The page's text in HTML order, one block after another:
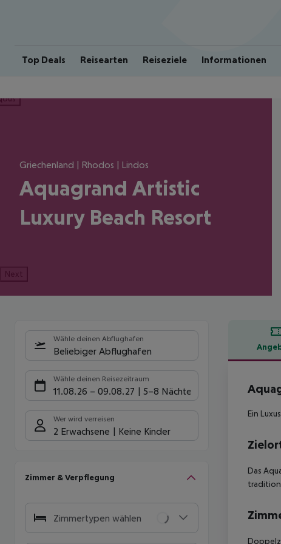
Top Deals Reisearten Reiseziele Informationen
Griechenland | Rhodos | Lindos
Aquagrand Artistic
Luxury Beach Resort
Next
Wähle deinen Abflughafen
Beliebiger Abflughafen
Wähle deinen Reisezeitraum
11.08.26 – 09.08.27 5-8 Nächte
Wer wird verreisen
2 Erwachsene Keine Kinder
Zimmer & Verpflegung
Zimmertypen wählen
Ein
Das